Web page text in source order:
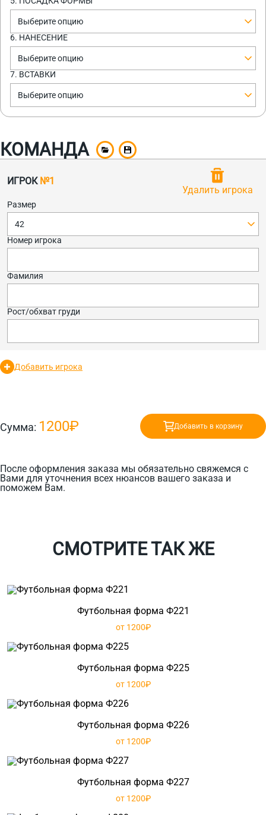
Выберите опцию
6. НАНЕСЕНИЕ
Выберите опцию
7. ВСТАВКИ
Выберите опцию
КОМАНДА
ИГРОК №1
Удалить игрока
Размер
42
Номер игрока
Фамилия
Рост/обхват груди
Добавить игрока
После оформления заказа мы обязательно свяжемся с
Вами для уточнения всех нюансов вашего заказа и
поможем Вам.
Сумма: 1200₽ Добавить в корзину
СМОТРИТЕ ТАК ЖЕ
Футбольная форма Ф221
от 1200₽
Футбольная форма Ф225
от 1200₽
Футбольная форма Ф226
от 1200₽
Футбольная форма Ф227
от 1200₽